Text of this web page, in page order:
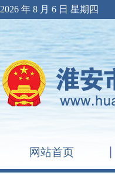
2026 年 8 月 6 日 星期四
网站首页